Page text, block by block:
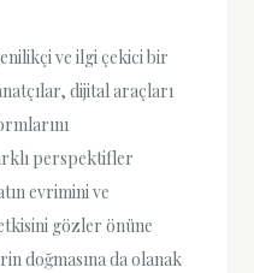
ve ilgi çekici bir
dijital araçları
perspektifler
evrimini ve
gözler önüne
doğmasına da olanak